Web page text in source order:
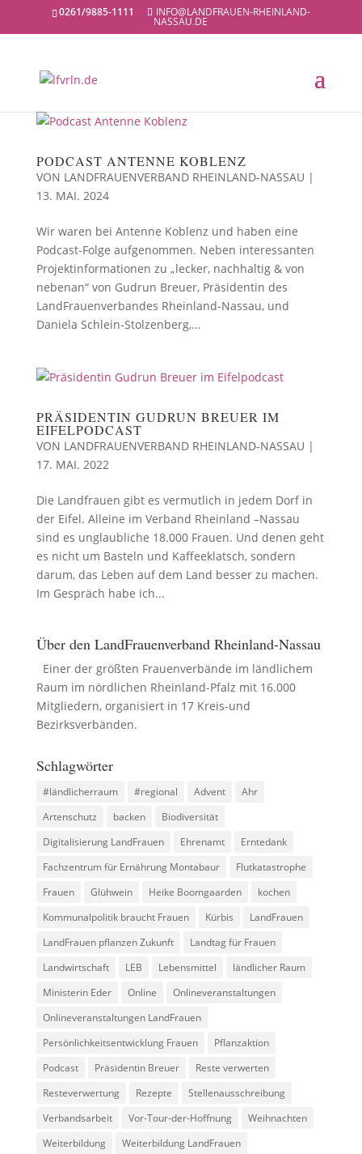
0261/9885-1111 INFO@LANDFRAUEN-RHEINLAND-
NASSAU.DE
PODCAST ANTENNE KOBLENZ
VON LANDFRAUENVERBAND RHEINLAND-NASSAU |
13. MAI. 2024
Wir waren bei Antenne Koblenz und haben eine
Podcast-Folge aufgenommen. Neben interessanten
Projektinformationen zu „lecker, nachhaltig & von
nebenan“ von Gudrun Breuer, Präsidentin des
LandFrauenverbandes Rheinland-Nassau, und
Daniela Schlein-Stolzenberg,...
PRÄSIDENTIN GUDRUN BREUER IM
EIFELPODCAST
VON LANDFRAUENVERBAND RHEINLAND-NASSAU |
17. MAI. 2022
Die Landfrauen gibt es vermutlich in jedem Dorf in
der Eifel. Alleine im Verband Rheinland –Nassau
sind es unglaubliche 18.000 Frauen. Und denen geht
es nicht um Basteln und Kaffeeklatsch, sondern
darum, das Leben auf dem Land besser zu machen.
Im Gespräch habe ich...
Über den LandFrauenverband Rheinland-Nassau
Einer der größten Frauenverbände im ländlichem
Raum im nördlichen Rheinland-Pfalz mit 16.000
Mitgliedern, organisiert in 17 Kreis-und
Bezirksverbänden.
Schlagwörter
#ländlicherraum #regional Advent
Ahr
Artenschutz
backen
Biodiversität
Digitalisierung LandFrauen
Ehrenamt
Erntedank
Fachzentrum für Ernährung Montabaur
Flutkatastrophe
Frauen
Glühwein Heike Boomgaarden
kochen
Kommunalpolitik braucht Frauen
Kürbis
LandFrauen
LandFrauen pflanzen Zukunft
Landtag für Frauen
Landwirtschaft
LEB Lebensmittel
ländlicher Raum
Ministerin Eder
Online
Onlineveranstaltungen
Onlineveranstaltungen LandFrauen
Persönlichkeitsentwicklung Frauen
Pflanzaktion
Podcast
Präsidentin Breuer
Reste verwerten
Resteverwertung
Rezepte
Stellenausschreibung
Verbandsarbeit
Vor-Tour-der-Hoffnung
Weihnachten
Weiterbildung
Weiterbildung LandFrauen